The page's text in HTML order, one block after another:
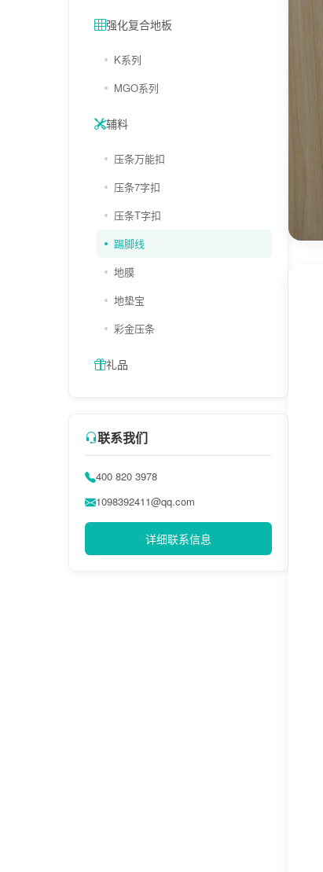
强化复合地板
K系列
MGO系列
辅料
压条万能扣
压条7字扣
压条T字扣
踢脚线
地膜
地垫宝
彩金压条
礼品
联系我们
400 820 3978
1098392411@qq.com
详细联系信息